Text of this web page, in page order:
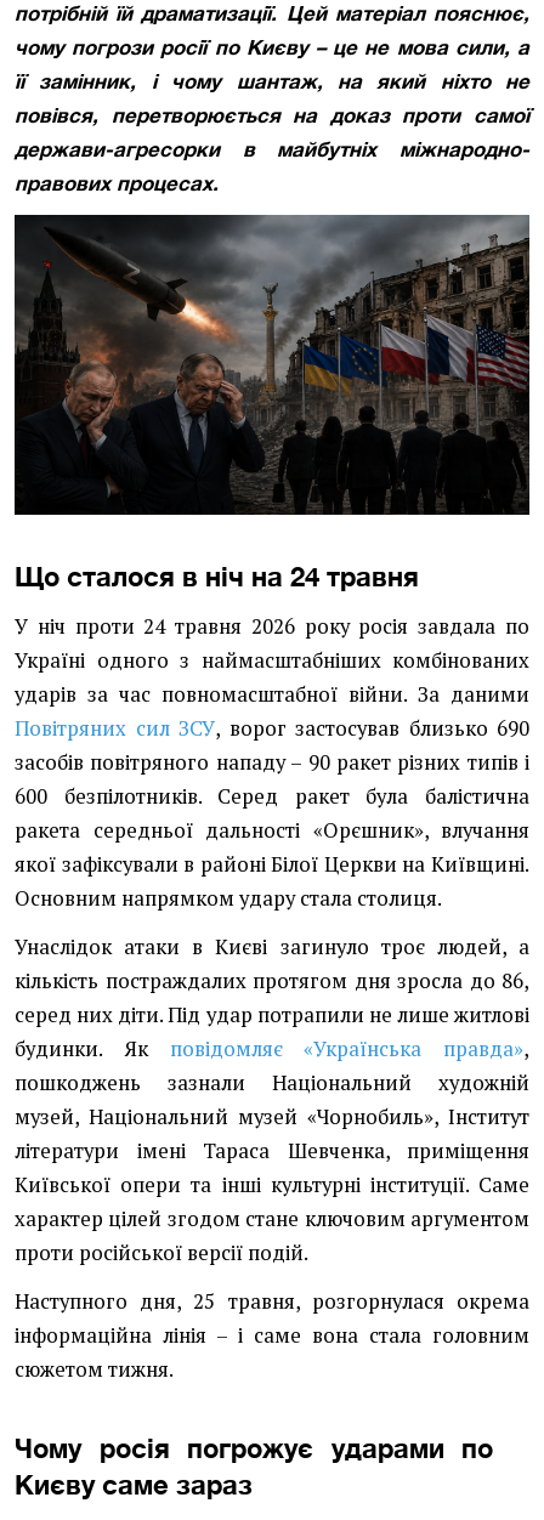
потрібній їй драматизації. Цей матеріал пояснює,
чому погрози росії по Києву – це не мова сили, а
її замінник, і чому шантаж, на який ніхто не
повівся, перетворюється на доказ проти самої
держави-агресорки в майбутніх міжнародно-
правових процесах.
Що сталося в ніч на 24 травня
У ніч проти 24 травня 2026 року росія завдала по
Україні одного з наймасштабніших комбінованих
ударів за час повномасштабної війни. За даними
Повітряних сил ЗСУ, ворог застосував близько 690
засобів повітряного нападу – 90 ракет різних типів і
600 безпілотників. Серед ракет була балістична
ракета середньої дальності «Орєшник», влучання
якої зафіксували в районі Білої Церкви на Київщині.
Основним напрямком удару стала столиця.
Унаслідок атаки в Києві загинуло троє людей, а
кількість постраждалих протягом дня зросла до 86,
серед них діти. Під удар потрапили не лише житлові
будинки. Як повідомляє «Українська правда»,
пошкоджень зазнали Національний художній
музей, Національний музей «Чорнобиль», Інститут
літератури імені Тараса Шевченка, приміщення
Київської опери та інші культурні інституції. Саме
характер цілей згодом стане ключовим аргументом
проти російської версії подій.
Наступного дня, 25 травня, розгорнулася окрема
інформаційна лінія – і саме вона стала головним
сюжетом тижня.
Чому росія погрожує ударами по
Києву саме зараз